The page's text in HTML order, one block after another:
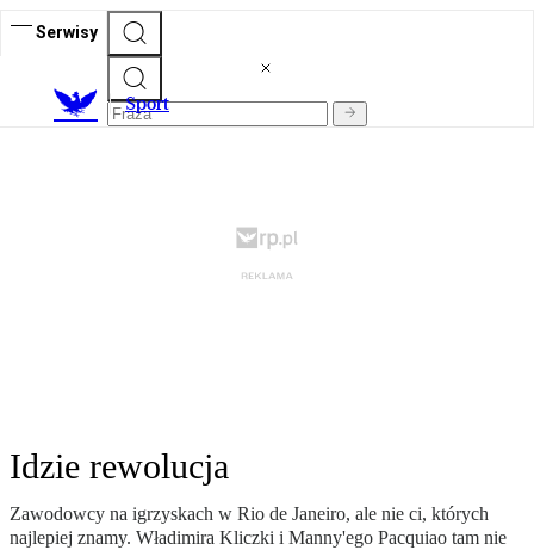
Serwisy
Sport
Idzie rewolucja
Zawodowcy na igrzyskach w Rio de Janeiro, ale nie ci, których
najlepiej znamy. Władimira Kliczki i Manny'ego Pacquiao tam nie